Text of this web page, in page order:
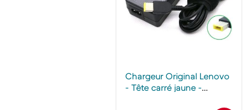
Chargeur Original Lenovo
- Tête carré jaune -